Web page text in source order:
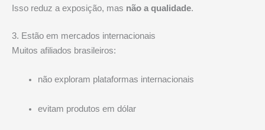
Isso reduz a exposição, mas não a qualidade.
3. Estão em mercados internacionais
Muitos afiliados brasileiros:
não exploram plataformas internacionais
evitam produtos em dólar